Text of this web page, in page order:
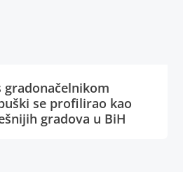
gradonačelnikom
se profilirao kao
gradova u BiH